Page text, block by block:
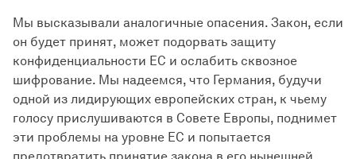
Мы высказывали аналогичные опасения. Закон, если
он будет принят, может подорвать защиту
конфиденциальности ЕС и ослабить сквозное
шифрование. Мы надеемся, что Германия, будучи
одной из лидирующих европейских стран, к чьему
голосу прислушиваются в Совете Европы, поднимет
эти проблемы на уровне ЕС и попытается
предотвратить принятие закона в его нынешней